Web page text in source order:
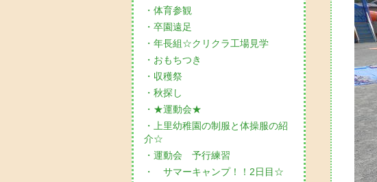
・体育参観
・卒園遠足
・年長組☆クリクラ工場見学
・おもちつき
・収穫祭
・秋探し
・★運動会★
・上里幼稚園の制服と体操服の紹
介☆
・運動会 予行練習
・ サマーキャンプ！！2日目☆